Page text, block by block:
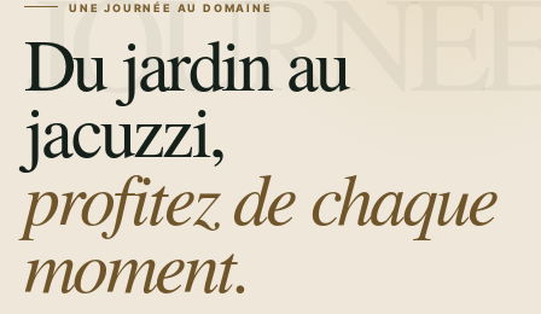
UNE JOURNÉE AU DOMAINE
Du jardin au
jacuzzi,
profitez de chaque
moment.